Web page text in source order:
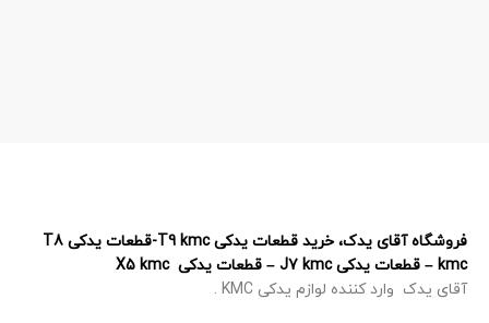
فروشگاه آقای یدک، خرید قطعات یدکی T9 kmc-قطعات یدکی T8
kmc – قطعات یدکی J7 kmc – قطعات یدکی X5 kmc
آقای یدک وارد کننده لوازم یدکی KMC .